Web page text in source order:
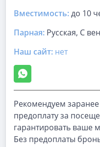
Вместимость:до 10
Парная: Русская, С
Наш сайт: нет
Рекомендуем
предоплату за
гарантировать ваше
Без предоплаты